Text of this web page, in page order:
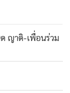
วนของคดีหลักที่
นี้ (18 ธ.ค.) แต่
ลาเอาไว้ ซึ่งก็
ปหรือไม่ ในส่วน
ด ญาติ-เพื่อนร่วม